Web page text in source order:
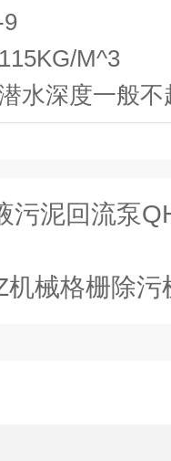
M^3
水深度一般不
污泥回流泵
机械格栅除污